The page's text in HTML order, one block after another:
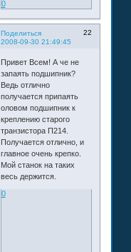
0
Поделиться
22
2008-09-30 21:49:45
Привет Всем! А че не
запаять подшипник?
Ведь отлично
получается припаять
оловом подшипник к
креплению старого
транзистора П214.
Получается отлично, и
главное очень крепко.
Мой станок на таких
весь держится.
0